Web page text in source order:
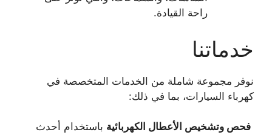
راحة القيادة.
خدماتنا
نوفر مجموعة شاملة من الخدمات المتخصصة في
كهرباء السيارات، بما في ذلك:
فحص وتشخيص الأعطال الكهربائية باستخدام أحدث